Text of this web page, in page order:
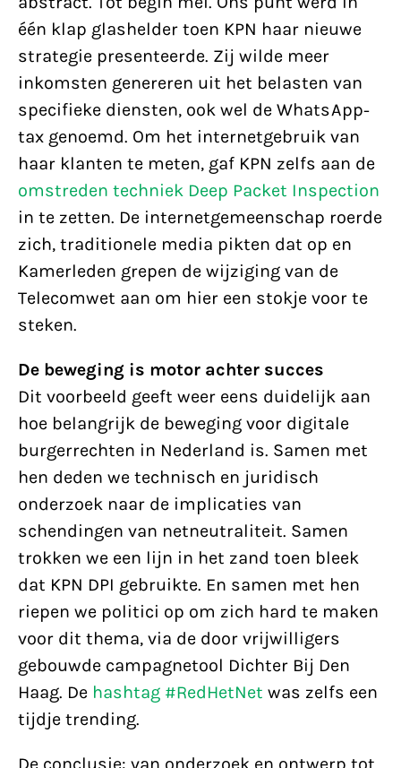
één klap glashelder toen KPN haar nieuwe
strategie presenteerde. Zij wilde meer
inkomsten genereren uit het belasten van
specifieke diensten, ook wel de WhatsApp-
tax genoemd. Om het internetgebruik van
haar klanten te meten, gaf KPN zelfs aan de
omstreden techniek Deep Packet Inspection
in te zetten. De internetgemeenschap roerde
zich, traditionele media pikten dat op en
Kamerleden grepen de wijziging van de
Telecomwet aan om hier een stokje voor te
steken.
De beweging is motor achter succes
Dit voorbeeld geeft weer eens duidelijk aan
hoe belangrijk de beweging voor digitale
burgerrechten in Nederland is. Samen met
hen deden we technisch en juridisch
onderzoek naar de implicaties van
schendingen van netneutraliteit. Samen
trokken we een lijn in het zand toen bleek
dat KPN DPI gebruikte. En samen met hen
riepen we politici op om zich hard te maken
voor dit thema, via de door vrijwilligers
gebouwde campagnetool Dichter Bij Den
Haag. De hashtag #RedHetNet was zelfs een
tijdje trending.